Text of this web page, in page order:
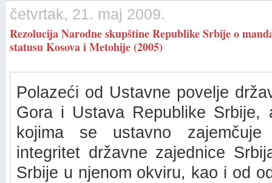
četvrtak, 21. maj 2009.
Rezolucija Narodne skupštine Republike Srbije o
statusu Kosova i Metohije (2005)
Polazeći od Ustavne povelje
Gora i Ustava Republike Srbije,
kojima se ustavno
integritet državne zajednice
Srbije u njenom okviru, kao i od